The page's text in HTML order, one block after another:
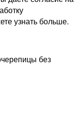
узнать больше.
без